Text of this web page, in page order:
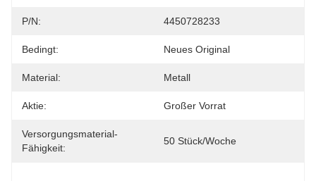
P/N: 4450728233
Bedingt: Neues Original
Material: Metall
Aktie: Großer Vorrat
Versorgungsmaterial-
Fähigkeit:
50 Stück/Woche